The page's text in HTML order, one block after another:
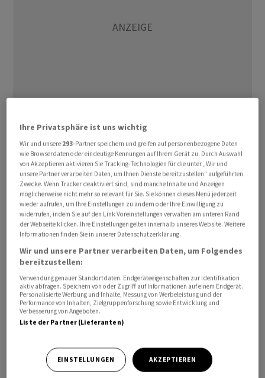
Der Nestlé-Konzern bestätigte eine entsprechende
Meldung der Zeitung "La Voix du Nord". Nestlé hatte im
März die endgültige Schliessung der Fabrik
angekündigt.
Die Fabrik in Caudry, die seit 1982 in Betrieb ist, steht im
Zentrum des Skandals um die Tiefkühl-Pizzas mit
rohem Teig der Produktreihe Fraîch'Up, die
möglicherweise zum Tod von zwei Kindern und zur
Vergiftung dutzender anderer durch das Bakterium
Escherichia coli geführt haben.
Seit Mai 2022 läuft in Paris ein Ermittlungsverfahren
wegen fahrlässiger Tötung im Fall von zwei Opfern und
wie eine Justizquelle berichtete.
Ihre Privatsphäre ist uns wichtig
Wir und unsere 293-Partner speichern und greifen auf personenbezogene Daten
wie Browserdaten oder eindeutige Kennungen auf Ihrem Gerät zu. Durch Auswahl
von Akzeptieren aktivieren Sie Tracking-Technologien für die unter „Wir und
unsere Partner verarbeiten Daten, um Ihnen Dienste bereitzustellen“ aufgeführten
Zwecke. Wenn Tracker deaktiviert sind, sind manche Inhalte und Anzeigen
möglicherweise nicht mehr so relevant für Sie. Sie können dieses Menü jederzeit
wieder aufrufen, um Ihre Einstellungen zu ändern oder Ihre Einwilligung zu
widerrufen, indem Sie auf den Link Voreinstellungen verwalten am unteren Rand
der Webseite klicken. Ihre Einstellungen gelten innerhalb unseres Website. Weitere
Informationen finden Sie in unserer Datenschutzerklärung.
Wir und unsere Partner verarbeiten Daten, um Folgendes
bereitzustellen:
Verwendung genauer Standortdaten. Endgeräteeigenschaften zur Identifikation
aktiv abfragen. Speichern von oder Zugriff auf Informationen auf einem Endgerät.
Personalisierte Werbung und Inhalte, Messung von Werbeleistung und der
Performance von Inhalten, Zielgruppenforschung sowie Entwicklung und
Verbesserung von Angeboten.
Liste der Partner (Lieferanten)
EINSTELLUNGEN AKZEPTIEREN